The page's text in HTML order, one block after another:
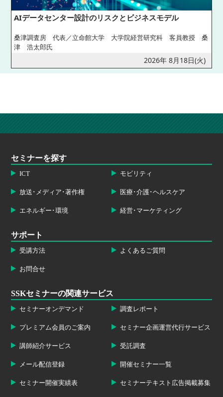
AIデータセンター設計のリスクとビジネスモデル
桑津調査房 代表／立命館大学 大学院経営研究科 客員教授 桑
津 浩太郎氏
2026年 8月18日(火)
セミナーを探す
ICT モビリティ
放送･メディア･著作権 医療･介護･ヘルスケア
エネルギー･環境 経営･マーケティング
サポート
受講方法 よくあるご質問
お問合せ
SSKセミナーの関連サービス
セミナーオンデマンド 調査レポート
プレミアム会員のご案内 セミナー企画運営代行サービス
講師紹介サービス 受託調査
メール配信登録 開催セミナー一覧
セミナー開催実績表 セミナーテキスト広告掲載募集